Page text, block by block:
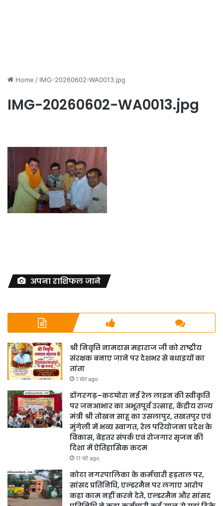
Home / IMG-20260602-WA0013.jpg
IMG-20260602-WA0013.jpg
अपना राशिफल जाने
श्री निवृत्ति नामदास महाराज जी को राष्ट्रीय
संरक्षक बनाए जाने पर देशभर से बधाइयों का
तांता
1 घंटा ago
डोंगरगढ़–कटघोरा नई रेल लाइन की स्वीकृति
पर जनआभार का अभूतपूर्व उत्साह, केंद्रीय राज्य
मंत्री श्री तोखन साहू का उसलापुर, तखतपुर एवं
मुंगेली में भव्य स्वागत, रेल परियोजना प्रदेश के
विकास, बेहतर संपर्क एवं रोजगार सृजन की
दिशा में ऐतिहासिक कदम
11 घंटे ago
कोटा नगरपालिका के कर्मचारी हड़ताल पर,
सांसद प्रतिनिधि, एल्डरमैन पर लगाए आरोप
कहा काम नहीं करने देते, एल्डरमैन और सांसद